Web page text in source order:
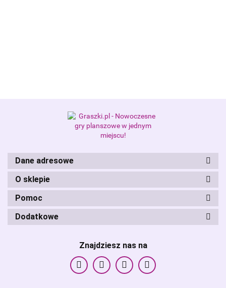
Alis Games – producent gier
planszowych i RPG
Dane adresowe
O sklepie
Pomoc
Dodatkowe
Znajdziesz nas na